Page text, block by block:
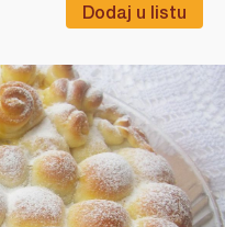
Dodaj u listu